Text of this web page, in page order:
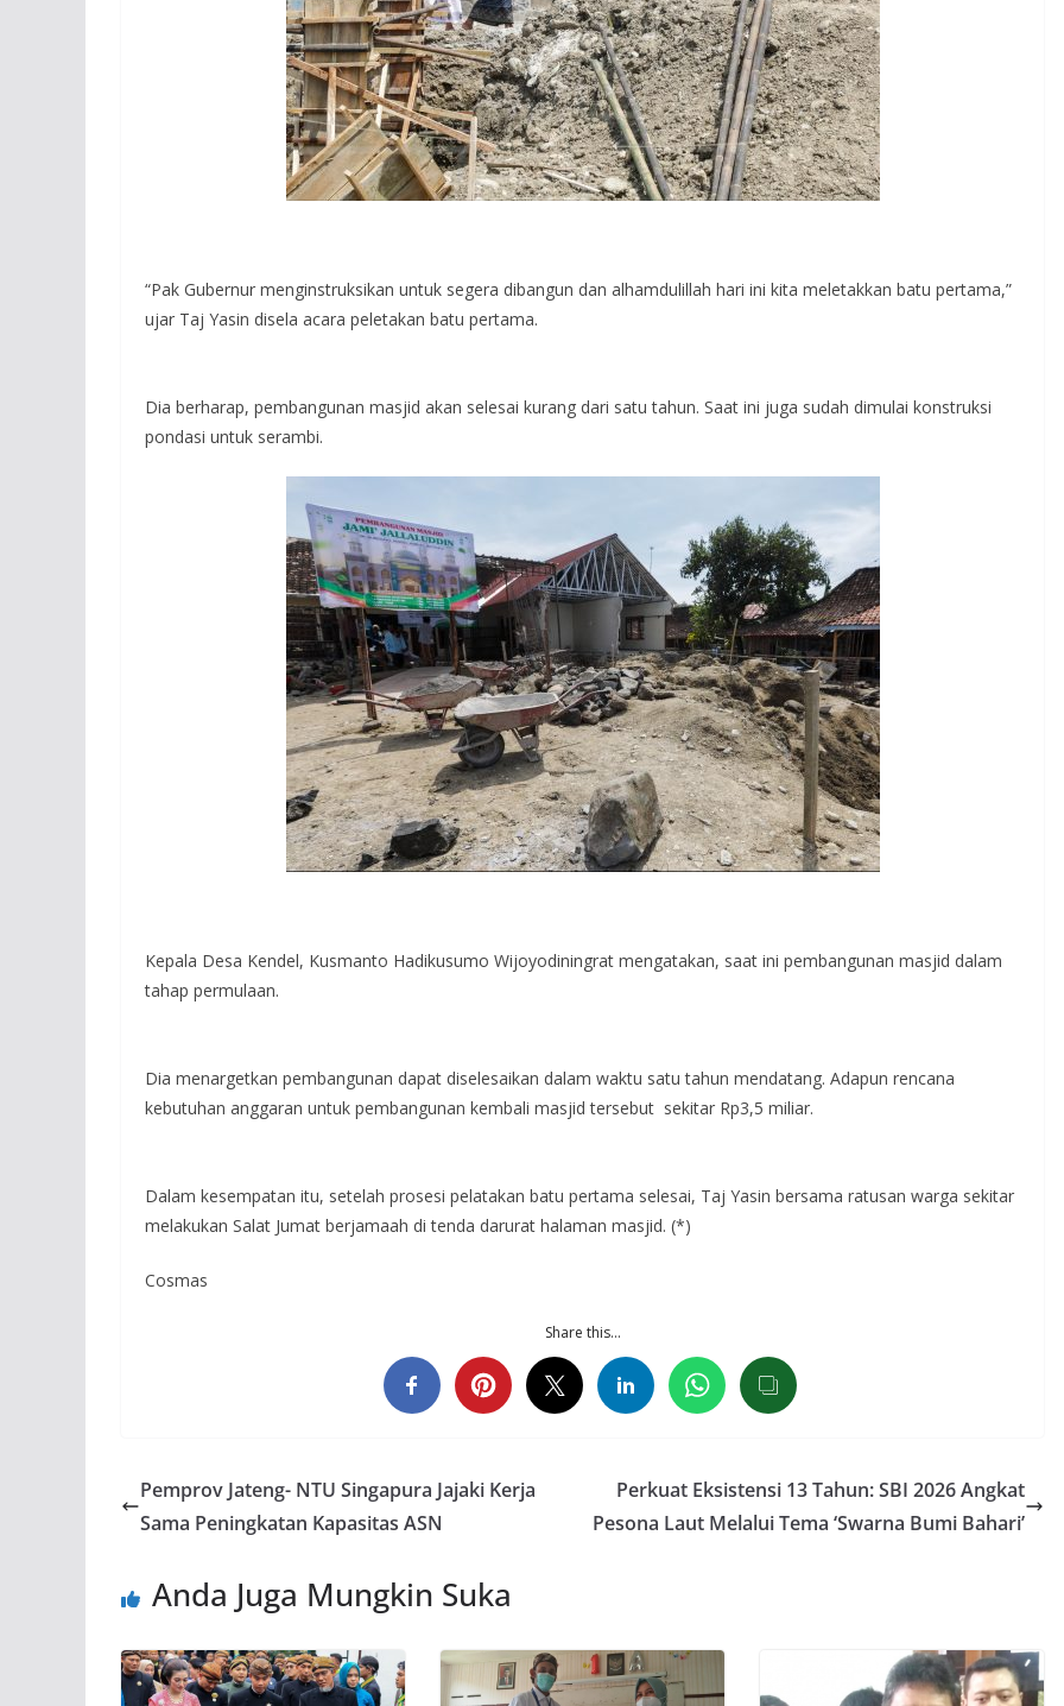
“Pak Gubernur menginstruksikan untuk segera dibangun dan alhamdulillah hari ini kita meletakkan batu pertama,”
ujar Taj Yasin disela acara peletakan batu pertama.
Dia berharap, pembangunan masjid akan selesai kurang dari satu tahun. Saat ini juga sudah dimulai konstruksi
pondasi untuk serambi.
Kepala Desa Kendel, Kusmanto Hadikusumo Wijoyodiningrat mengatakan, saat ini pembangunan masjid dalam
tahap permulaan.
Dia menargetkan pembangunan dapat diselesaikan dalam waktu satu tahun mendatang. Adapun rencana
kebutuhan anggaran untuk pembangunan kembali masjid tersebut sekitar Rp3,5 miliar.
Dalam kesempatan itu, setelah prosesi pelatakan batu pertama selesai, Taj Yasin bersama ratusan warga sekitar
melakukan Salat Jumat berjamaah di tenda darurat halaman masjid. (*)
Cosmas
Share this…
Pemprov Jateng- NTU Singapura Jajaki Kerja
Sama Peningkatan Kapasitas ASN
Perkuat Eksistensi 13 Tahun: SBI 2026 Angkat
Pesona Laut Melalui Tema ‘Swarna Bumi Bahari’
Anda Juga Mungkin Suka